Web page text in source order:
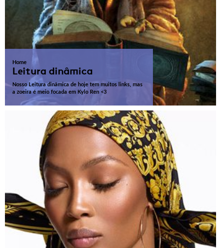
Home
Leitura dinâmica
Nosso Leitura dinâmica de hoje tem muitos links, mas
a zoeira é meio focada em Kylo Ren <3